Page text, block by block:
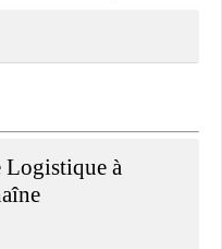
Logistique à